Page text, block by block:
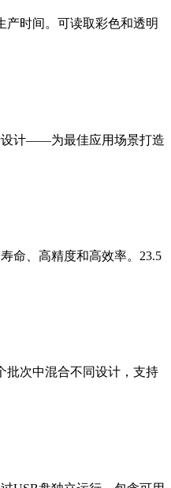
产时间。可读取彩色和透明
设计——为最佳应用场景打造
命、高精度和高效率。23.5
批次中混合不同设计，支持